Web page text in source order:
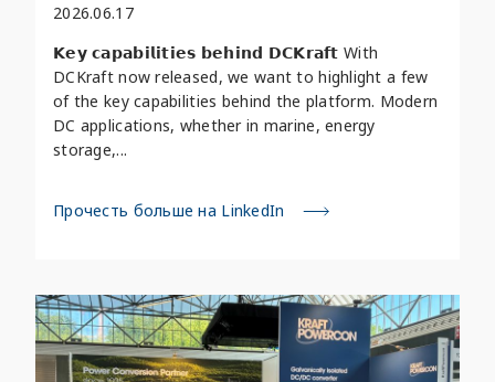
2026.06.17
𝗞𝗲𝘆 𝗰𝗮𝗽𝗮𝗯𝗶𝗹𝗶𝘁𝗶𝗲𝘀 𝗯𝗲𝗵𝗶𝗻𝗱 𝗗𝗖𝗞𝗿𝗮𝗳𝘁 With
DCKraft now released, we want to highlight a few
of the key capabilities behind the platform. Modern
DC applications, whether in marine, energy
storage,...
Прочесть больше на LinkedIn